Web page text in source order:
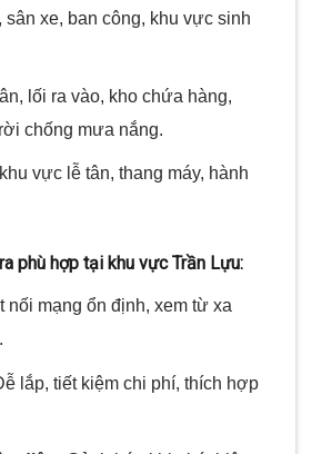
sân xe, ban công, khu vực sinh
lối ra vào, kho chứa hàng,
chống mưa nắng.
vực lễ tân, thang máy, hành
phù hợp tại khu vực Trần Lựu:
nối mạng ổn định, xem từ xa
lắp, tiết kiệm chi phí, thích hợp